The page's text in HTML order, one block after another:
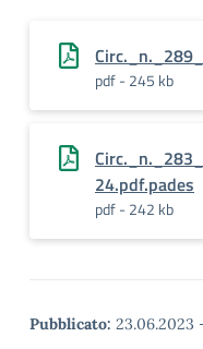
pdf - 245 kb
24.pdf.pades
pdf - 242 kb
Pubblicato: 23.06.2023